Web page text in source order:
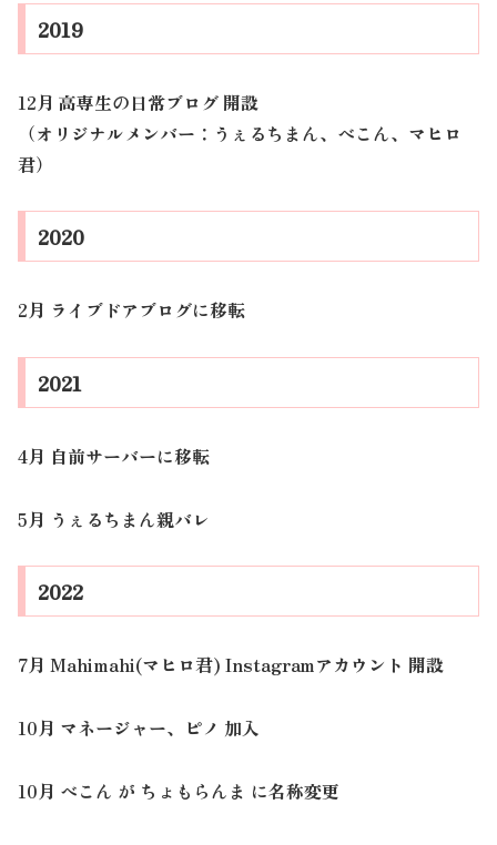
2019
12月 高専生の日常ブログ 開設
（オリジナルメンバー：うぇるちまん、べこん、マヒロ
君）
2020
2月 ライブドアブログに移転
2021
4月 自前サーバーに移転
5月 うぇるちまん親バレ
2022
7月 Mahimahi(マヒロ君) Instagramアカウント 開設
10月 マネージャー、ピノ 加入
10月 べこん が ちょもらんま に名称変更